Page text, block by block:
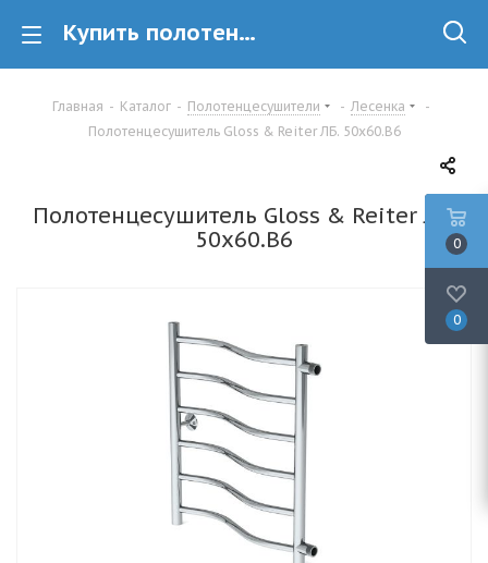
Купить полотенцесушитель лесенка Gloss & Reiter Gloss & Reiter ЛБ. 50х60.В6 в Минске
Главная - Каталог - Полотенцесушители - Лесенка
-
Полотенцесушитель Gloss & Reiter ЛБ. 50х60.В6
Полотенцесушитель Gloss & Reiter ЛБ.
50х60.В6
0
0